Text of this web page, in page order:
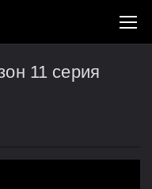
11 серия